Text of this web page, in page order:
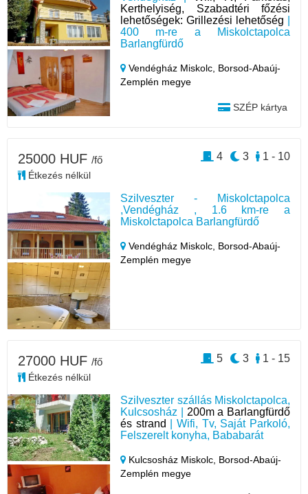
Kerthelyiség, Szabadtéri főzési
lehetőségek: Grillezési lehetőség
400 m-re a Miskolctapolca
Barlangfürdő
Vendégház Miskolc, Borsod-Abaúj-
Zemplén megye
SZÉP kártya
Szilveszter - Miskolctapolca
,Vendégház , 1.6 km-re a
Miskolctapolca Barlangfürdő
Vendégház Miskolc, Borsod-Abaúj-
Zemplén megye
25000 HUF /fő
Étkezés nélkül
1 - 10
3
4
Szilveszter szállás Miskolctapolca,
Kulcsosház | 200m a Barlangfürdő
és strand
| Wifi, Tv, Saját Parkoló,
Felszerelt konyha, Bababarát
Kulcsosház Miskolc, Borsod-Abaúj-
Zemplén megye
27000 HUF /fő
Étkezés nélkül
1 - 15
3
5